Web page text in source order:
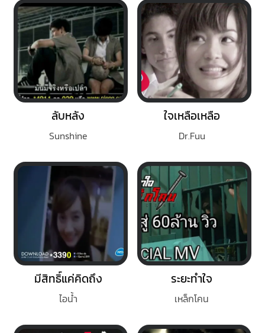
ลับหลัง
Sunshine
ใจเหลือเหลือ
Dr.Fuu
มีสิทธิ์แค่คิดถึง
ไอน้ำ
ระยะทำใจ
เหล็กโคน